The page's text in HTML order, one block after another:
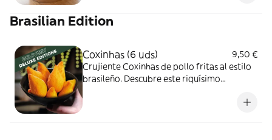
Brasilian Edition
Coxinhas (6 uds)
9,50 €
Crujiente Coxinhas de pollo fritas al estilo
brasileño. Descubre este riquísimo
con pechuga de pollo de primera calidad,